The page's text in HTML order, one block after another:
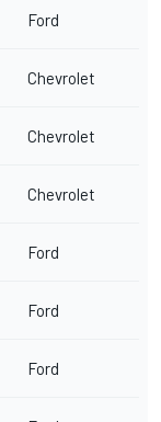
Ford
Chevrolet
Chevrolet
Chevrolet
Ford
Ford
Ford